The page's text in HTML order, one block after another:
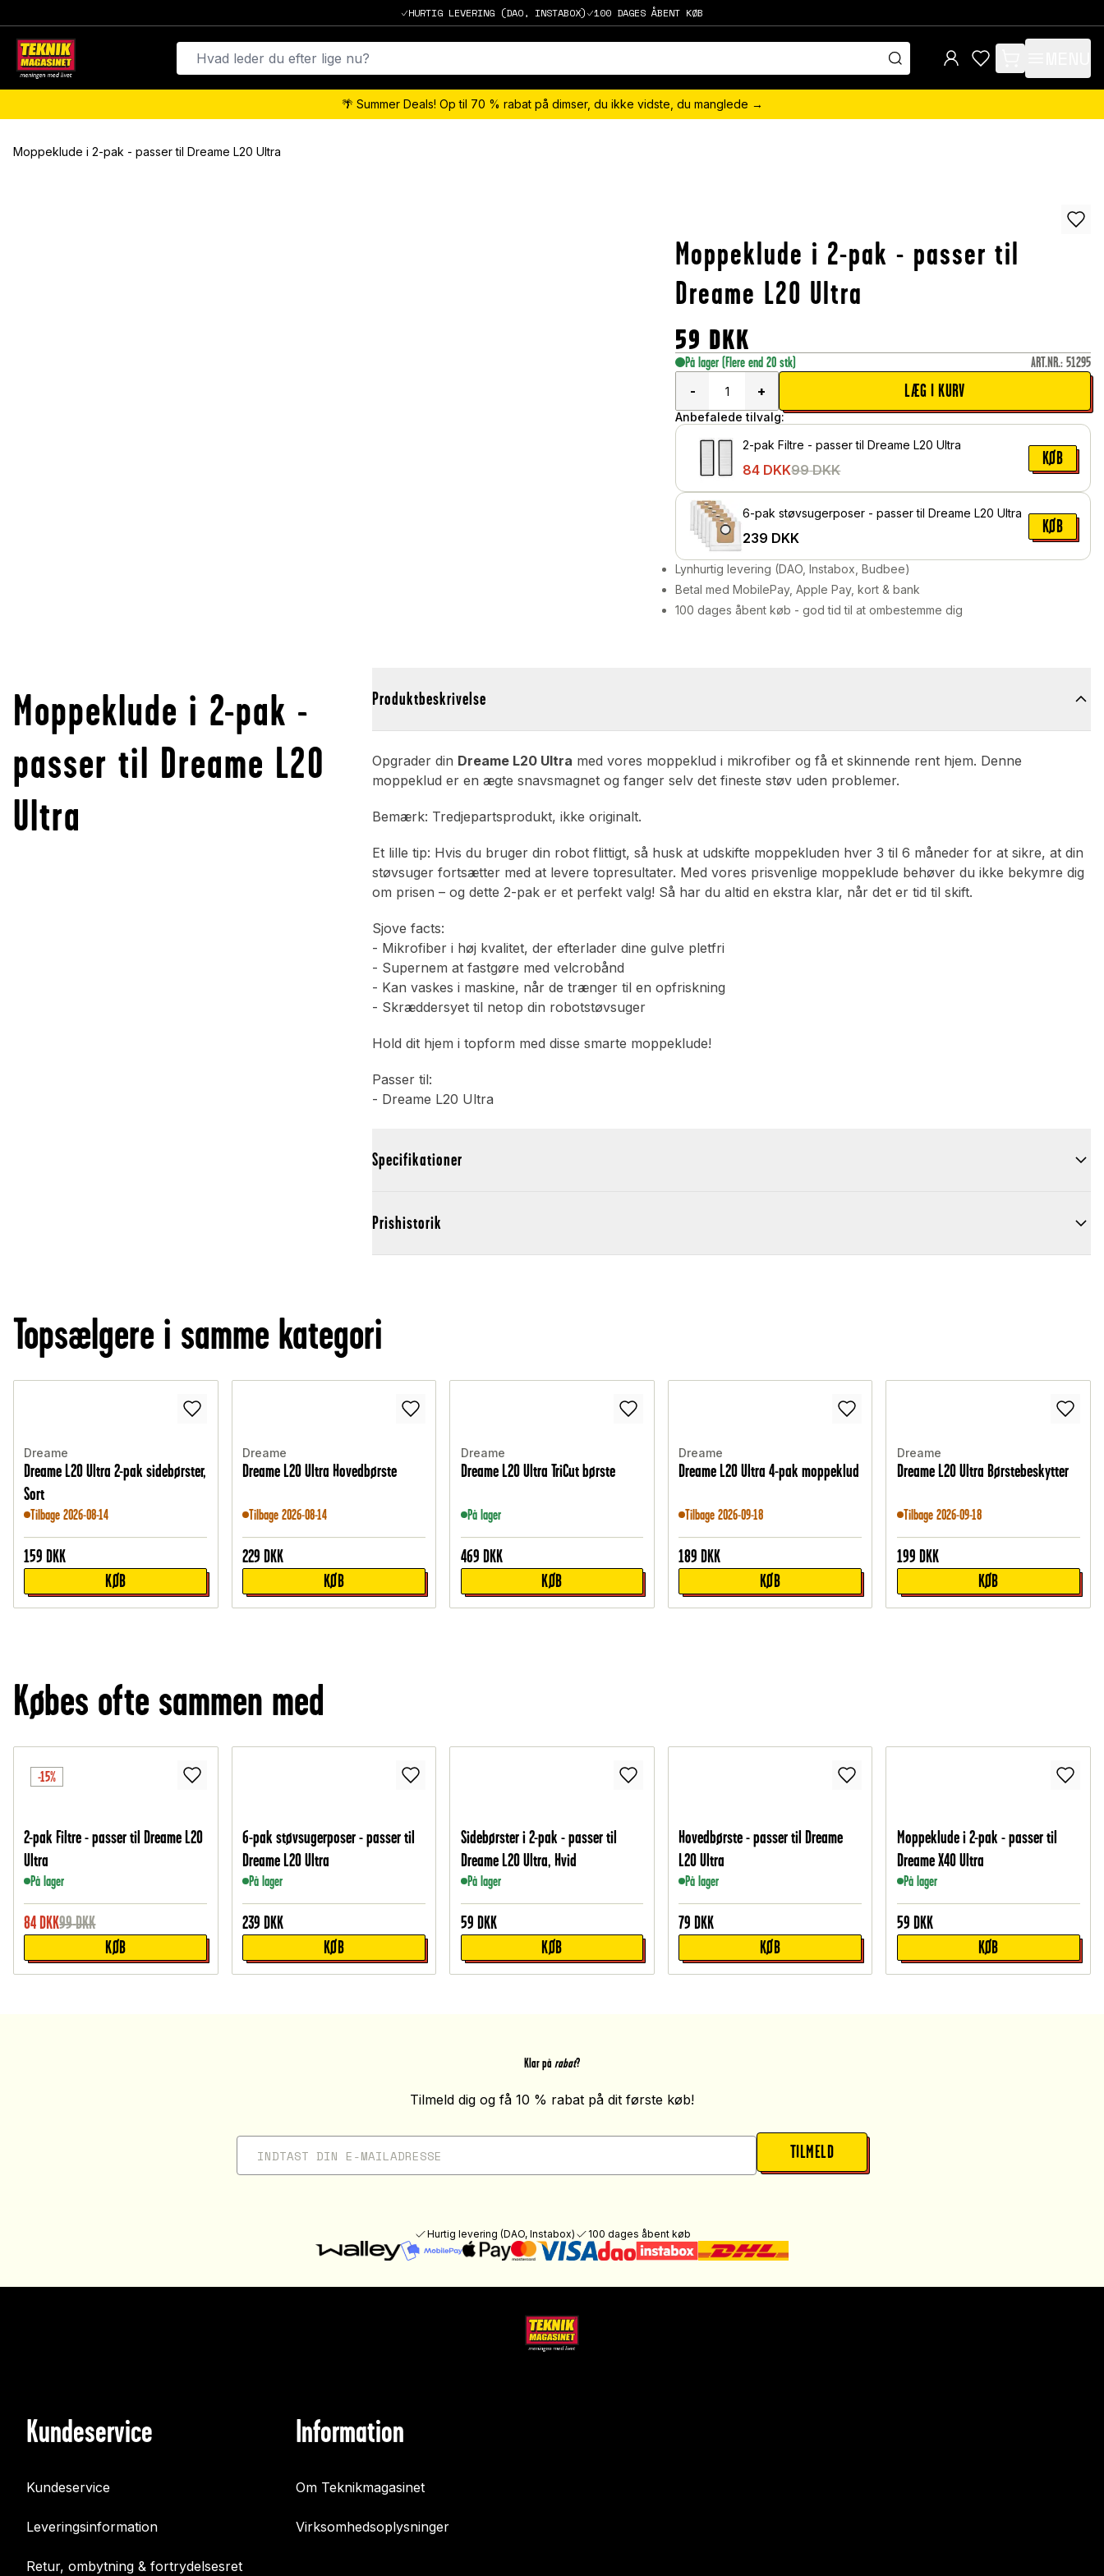
HURTIG LEVERING (DAO, INSTABOX) 100 DAGES ÅBENT KØB
items in cart, view
🌴 Summer Deals! Op til 70 % rabat på dimser, du ikke vidste, du manglede →
Moppeklude i 2-pak - passer til Dreame L20 Ultra
Moppeklude i 2-pak - passer til
Dreame L20 Ultra
59 DKK
På lager (Flere end 20 stk) ART.NR.: 51295
-
+ LÆG I KURV
Anbefalede tilvalg:
2-pak Filtre - passer til Dreame L20 Ultra
84 DKK99 DKK
KØB
6-pak støvsugerposer - passer til Dreame L20 Ultra
239 DKK
KØB
Lynhurtig levering (DAO, Instabox, Budbee)
Betal med MobilePay, Apple Pay, kort & bank
100 dages åbent køb - god tid til at ombestemme dig
Moppeklude i 2-pak -
passer til Dreame L20
Ultra
Produktbeskrivelse
Opgrader din Dreame L20 Ultra med vores moppeklud i mikrofiber og få et skinnende rent hjem. Denne
moppeklud er en ægte snavsmagnet og fanger selv det fineste støv uden problemer.
Bemærk: Tredjepartsprodukt, ikke originalt.
Et lille tip: Hvis du bruger din robot flittigt, så husk at udskifte moppekluden hver 3 til 6 måneder for at sikre, at din
støvsuger fortsætter med at levere topresultater. Med vores prisvenlige moppeklude behøver du ikke bekymre dig
om prisen – og dette 2-pak er et perfekt valg! Så har du altid en ekstra klar, når det er tid til skift.
Sjove facts:
- Mikrofiber i høj kvalitet, der efterlader dine gulve pletfri
- Supernem at fastgøre med velcrobånd
- Kan vaskes i maskine, når de trænger til en opfriskning
- Skræddersyet til netop din robotstøvsuger
Hold dit hjem i topform med disse smarte moppeklude!
Passer til:
- Dreame L20 Ultra
Specifikationer
Prishistorik
Topsælgere i samme kategori
Dreame
Dreame L20 Ultra 2-pak sidebørster,
Sort
Tilbage 2026-08-14
159 DKK
KØB
Dreame
Dreame L20 Ultra Hovedbørste
Tilbage 2026-08-14
229 DKK
KØB
Dreame
Dreame L20 Ultra TriCut børste
På lager
469 DKK
KØB
Dreame
Dreame L20 Ultra 4-pak moppeklud
Tilbage 2026-09-18
189 DKK
KØB
Dreame
Dreame L20 Ultra Børstebeskytter
Tilbage 2026-09-18
199 DKK
KØB
Købes ofte sammen med
-15%
2-pak Filtre - passer til Dreame L20
Ultra
På lager
84 DKK99DKK
KØB
6-pak støvsugerposer - passer til
Dreame L20 Ultra
På lager
239 DKK
KØB
Sidebørster i 2-pak - passer til
Dreame L20 Ultra, Hvid
På lager
59 DKK
KØB
Hovedbørste - passer til Dreame
L20 Ultra
På lager
79 DKK
KØB
Moppeklude i 2-pak - passer til
Dreame X40 Ultra
På lager
59 DKK
KØB
Klar på rabat?
Tilmeld dig og få 10 % rabat på dit første køb!
TILMELD
Hurtig levering (DAO, Instabox) 100 dages åbent køb
Kundeservice
Kundeservice
Leveringsinformation
Retur, ombytning & fortrydelsesret
Information
Om Teknikmagasinet
Virksomhedsoplysninger